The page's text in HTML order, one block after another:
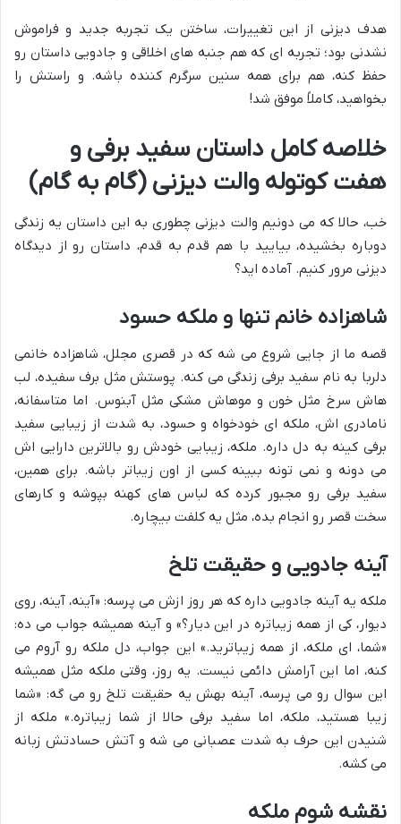
هدف دیزنی از این تغییرات، ساختن یک تجربه جدید و فراموش
نشدنی بود؛ تجربه ای که هم جنبه های اخلاقی و جادویی داستان رو
حفظ کنه، هم برای همه سنین سرگرم کننده باشه. و راستش را
بخواهید، کاملاً موفق شد!
خلاصه کامل داستان سفید برفی و
هفت کوتوله والت دیزنی (گام به گام)
خب، حالا که می دونیم والت دیزنی چطوری به این داستان یه زندگی
دوباره بخشیده، بیایید با هم قدم به قدم، داستان رو از دیدگاه
دیزنی مرور کنیم. آماده اید؟
شاهزاده خانم تنها و ملکه حسود
قصه ما از جایی شروع می شه که در قصری مجلل، شاهزاده خانمی
دلربا به نام سفید برفی زندگی می کنه. پوستش مثل برف سفیده، لب
هاش سرخ مثل خون و موهاش مشکی مثل آبنوس. اما متاسفانه،
نامادری اش، ملکه ای خودخواه و حسود، به شدت از زیبایی سفید
برفی کینه به دل داره. ملکه، زیبایی خودش رو بالاترین دارایی اش
می دونه و نمی تونه ببینه کسی از اون زیباتر باشه. برای همین،
سفید برفی رو مجبور کرده که لباس های کهنه بپوشه و کارهای
سخت قصر رو انجام بده، مثل یه کلفت بیچاره.
آینه جادویی و حقیقت تلخ
ملکه یه آینه جادویی داره که هر روز ازش می پرسه: «آینه، آینه، روی
دیوار، کی از همه زیباتره در این دیار؟» و آینه همیشه جواب می ده:
«شما، ای ملکه، از همه زیباترید.» این جواب، دل ملکه رو آروم می
کنه، اما این آرامش دائمی نیست. یه روز، وقتی ملکه مثل همیشه
این سوال رو می پرسه، آینه بهش یه حقیقت تلخ رو می گه: «شما
زیبا هستید، ملکه، اما سفید برفی حالا از شما زیباتره.» ملکه از
شنیدن این حرف به شدت عصبانی می شه و آتش حسادتش زبانه
می کشه.
نقشه شوم ملکه